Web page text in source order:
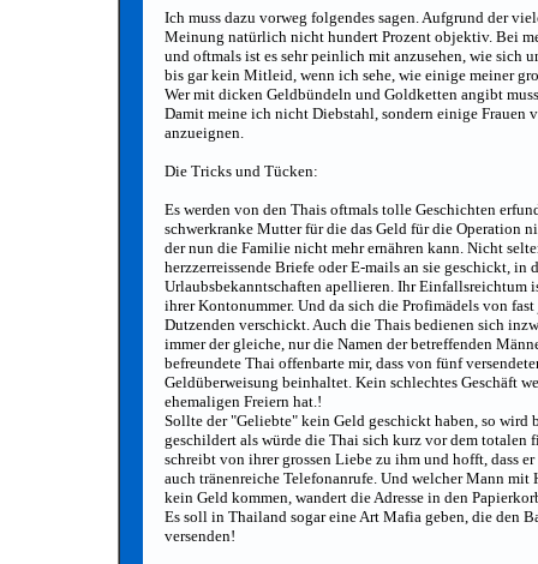
Ich muss dazu vorweg folgendes sagen. Aufgrund der
Meinung natürlich nicht hundert Prozent objektiv. Bei
und oftmals ist es sehr peinlich mit anzusehen, wie sich
bis gar kein Mitleid, wenn ich sehe, wie einige meiner
Wer mit dicken Geldbündeln und Goldketten angibt
Damit meine ich nicht Diebstahl, sondern einige Frauen
anzueignen.
Die Tricks und Tücken:
Es werden von den Thais oftmals tolle Geschichten
schwerkranke Mutter für die das Geld für die Operation
der nun die Familie nicht mehr ernähren kann. Nicht
herzzerreissende Briefe oder E-mails an sie geschickt,
Urlaubsbekanntschaften apellieren. Ihr
ihrer Kontonummer. Und da sich die Profimädels von
Dutzenden verschickt. Auch die Thais bedienen sich
immer der gleiche, nur die Namen der betreffenden
befreundete Thai offenbarte mir, dass von fünf
Geldüberweisung beinhaltet. Kein schlechtes Geschäft
ehemaligen Freiern hat.!
Sollte der "Geliebte" kein Geld geschickt haben, so wird
geschildert als würde die Thai sich kurz vor dem
schreibt von ihrer grossen Liebe zu ihm und hofft, dass
auch tränenreiche Telefonanrufe. Und welcher Mann
kein Geld kommen, wandert die Adresse in den
Es soll in Thailand sogar eine Art Mafia geben, die den
versenden!